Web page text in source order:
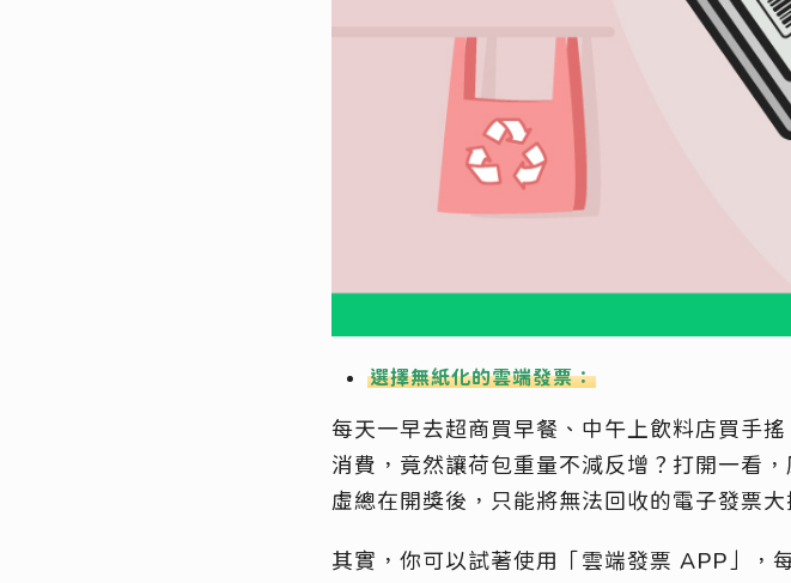
選擇無紙化的雲端發票：
每天一早去超商買早餐、中午上飲料店買手
消費，竟然讓荷包重量不減反增？打開一看
虛總在開獎後，只能將無法回收的電子發票大
其實，你可以試著使用「雲端發票 APP」，